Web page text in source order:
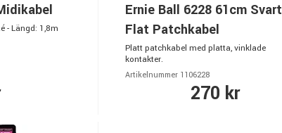
- Längd: 1,8m
Ernie Ball 6228 61cm Svart
Flat Patchkabel
Platt patchkabel med platta, vinklade
kontakter.
Artikelnummer 1106228
270 kr